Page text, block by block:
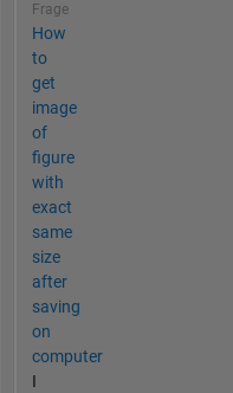
Frage
How
to
get
image
of
figure
with
exact
same
size
after
saving
on
computer
I